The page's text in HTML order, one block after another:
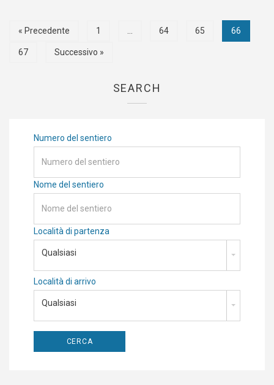
« Precedente 1 64 65 66
67 Successivo »
SEARCH
Numero del sentiero
Nome del sentiero
Località di partenza
Qualsiasi
Località di arrivo
Qualsiasi